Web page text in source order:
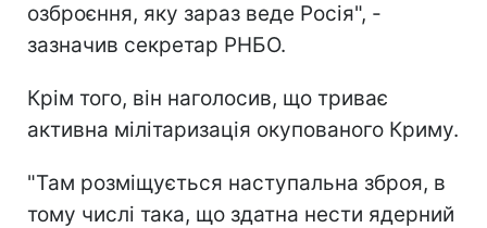
озброєння, яку зараз веде Росія", -
зазначив секретар РНБО.
Крім того, він наголосив, що триває
активна мілітаризація окупованого Криму.
"Там розміщується наступальна зброя, в
тому числі така, що здатна нести ядерний